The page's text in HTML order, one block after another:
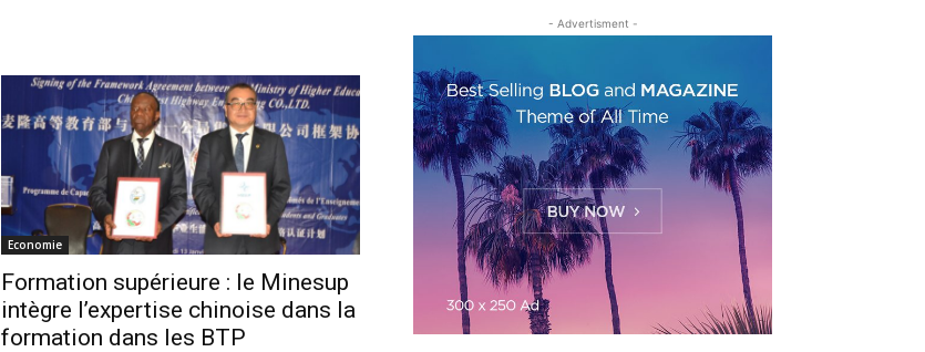
Economie
Formation supérieure : le Minesup
intègre l’expertise chinoise dans la
formation dans les BTP
- Advertisment -